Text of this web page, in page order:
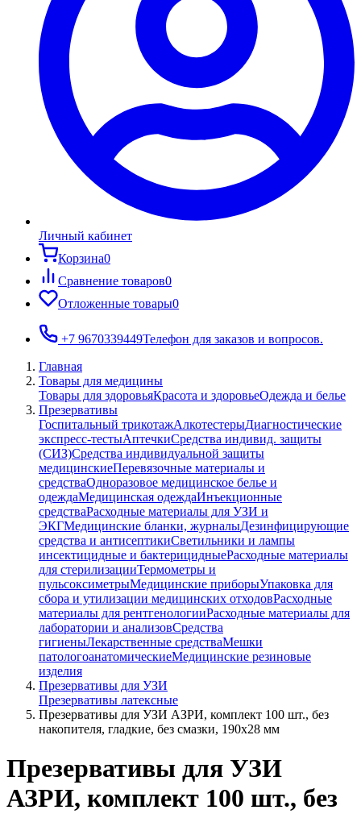
Личный кабинет
Корзина0
Сравнение товаров0
Отложенные товары0
+7 9670339449Телефон для заказов и вопросов.
Главная
Товары для медицины
Товары для здоровьяКрасота и здоровьеОдежда и белье
Презервативы
Госпитальный трикотажАлкотестерыДиагностические
экспресс-тестыАптечкиСредства индивид. защиты
(СИЗ)Средства индивидуальной защиты
медицинскиеПеревязочные материалы и
средстваОдноразовое медицинское белье и
одеждаМедицинская одеждаИнъекционные
средстваРасходные материалы для УЗИ и
ЭКГМедицинские бланки, журналыДезинфицирующие
средства и антисептикиСветильники и лампы
инсектицидные и бактерицидныеРасходные материалы
для стерилизацииТермометры и
пульсоксиметрыМедицинские приборыУпаковка для
сбора и утилизации медицинских отходовРасходные
материалы для рентгенологииРасходные материалы для
лаборатории и анализовСредства
гигиеныЛекарственные средстваМешки
патологоанатомическиеМедицинские резиновые
изделия
Презервативы для УЗИ
Презервативы латексные
Презервативы для УЗИ АЗРИ, комплект 100 шт., без
накопителя, гладкие, без смазки, 190х28 мм
Презервативы для УЗИ
АЗРИ, комплект 100 шт., без